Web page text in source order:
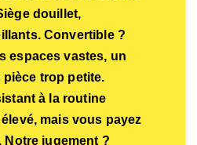
douillet,
Convertible ?
espaces vastes, un
trop petite.
à la routine
mais vous payez
Notre jugement ?